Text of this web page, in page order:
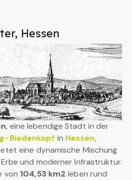
Hessen
, eine lebendige Stadt in der
Biedenkopf in Hessen,
eine dynamische Mischung
und moderner Infrastruktur.
von 104,53 km2 leben rund